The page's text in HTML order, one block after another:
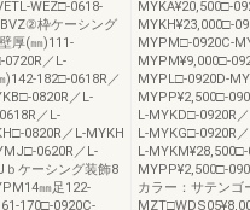
WEZ□-0618-
枠ケーシング
厚(㎜)111-
／L-
182□-0618R／
0820R／L-
／L-
0820R／L-MYKH
0620R／L-
ケーシング装飾8
㎜足122-
170□-0920C-
MYKA¥20,500□-
MYKH¥23,000□-
MYPM□-0920C-
MYPM¥9,000□-
MYPL□-0920D-
MYPP¥2,500□-
L-MYKD□-0920R
L-MYKG□-0920R
L-
MYPP¥2,500□-
カラー：サテンゴ